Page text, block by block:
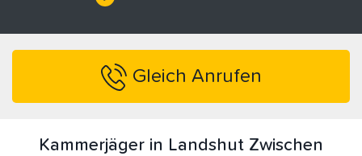
Gleich Anrufen
Kammerjäger in Landshut Zwischen